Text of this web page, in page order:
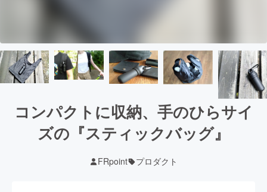
コンパクトに収納、手のひらサイ
ズの『スティックバッグ』
FRpoint プロダクト